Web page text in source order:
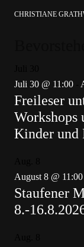
CHRISTIANE
Juli 30 @ 11:00
Freileser
Kinder und
August 8 @ 11:00
Staufener
8.-